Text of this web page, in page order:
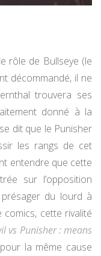
rôle de Bullseye (le
décommandé, il ne
trouvera ses
donné à la
dit que le Punisher
les rangs de cet
entendre que cette
sur l’opposition
du lourd à
cette rivalité
vs Punisher : means
la même cause